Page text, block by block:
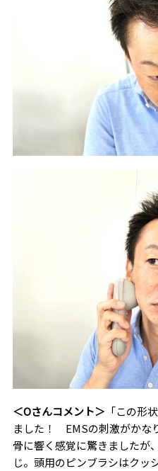
＜Oさんコメント＞ 「この形
ました！ EMSの刺激がかな
骨に響く感覚に驚きましたが
じ。頭用のピンブラシはクッ